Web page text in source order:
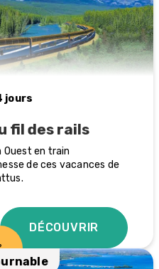
jours
fil des rails
Ouest en train
de ces vacances de
DÉCOUVRIR